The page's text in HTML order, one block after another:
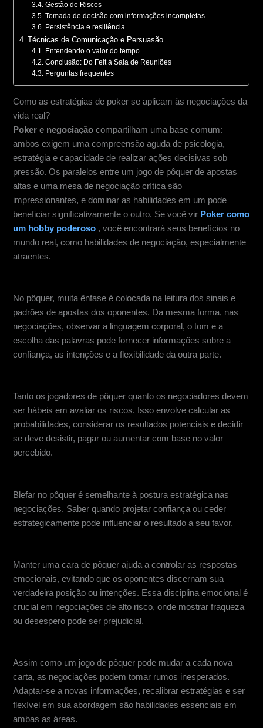
Gestão de Riscos
Tomada de decisão com informações incompletas
Persistência e resiliência
Técnicas de Comunicação e Persuasão
Entendendo o valor do tempo
Conclusão: Do Felt à Sala de Reuniões
Perguntas frequentes
Como as estratégias de poker se aplicam às negociações da
vida real?
Poker e negociaçãocompartilham uma base comum:
ambos exigem uma compreensão aguda de psicologia,
estratégia e capacidade de realizar ações decisivas sob
pressão. Os paralelos entre um jogo de pôquer de apostas
altas e uma mesa de negociação crítica são
impressionantes, e dominar as habilidades em um pode
beneficiar significativamente o outro. Se você vir Poker como
um hobby poderoso , você encontrará seus benefícios no
mundo real, como habilidades de negociação, especialmente
atraentes.
No pôquer, muita ênfase é colocada na leitura dos sinais e
padrões de apostas dos oponentes. Da mesma forma, nas
negociações, observar a linguagem corporal, o tom e a
escolha das palavras pode fornecer informações sobre a
confiança, as intenções e a flexibilidade da outra parte.
Tanto os jogadores de pôquer quanto os negociadores devem
ser hábeis em avaliar os riscos. Isso envolve calcular as
probabilidades, considerar os resultados potenciais e decidir
se deve desistir, pagar ou aumentar com base no valor
percebido.
Blefar no pôquer é semelhante à postura estratégica nas
negociações. Saber quando projetar confiança ou ceder
estrategicamente pode influenciar o resultado a seu favor.
Manter uma cara de pôquer ajuda a controlar as respostas
emocionais, evitando que os oponentes discernam sua
verdadeira posição ou intenções. Essa disciplina emocional é
crucial em negociações de alto risco, onde mostrar fraqueza
ou desespero pode ser prejudicial.
Assim como um jogo de pôquer pode mudar a cada nova
carta, as negociações podem tomar rumos inesperados.
Adaptar-se a novas informações, recalibrar estratégias e ser
flexível em sua abordagem são habilidades essenciais em
ambas as áreas.